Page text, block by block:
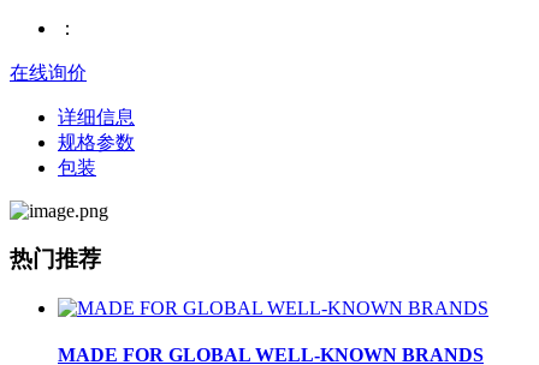
：
在线询价
详细信息
规格参数
包装
热门推荐
MADE FOR GLOBAL WELL-KNOWN BRANDS